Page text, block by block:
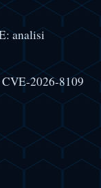
analisi
2026-8109